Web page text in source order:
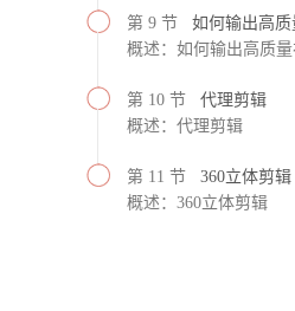
第 9 节 如何输出高
概述：如何输出高质
第 10 节 代理剪辑
概述：代理剪辑
第 11 节 360立体剪辑
概述：360立体剪辑